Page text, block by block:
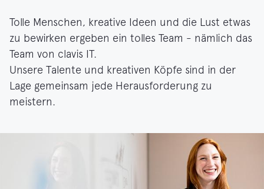
Tolle Menschen, kreative Ideen und die Lust etwas
zu bewirken ergeben ein tolles Team - nämlich das
Team von clavis IT.
Unsere Talente und kreativen Köpfe sind in der
Lage gemeinsam jede Herausforderung zu
meistern.